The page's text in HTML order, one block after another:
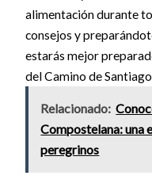
alimentación durante
consejos y
estarás mejor
del Camino de
Relacionado:
Compostelana: una
peregrinos